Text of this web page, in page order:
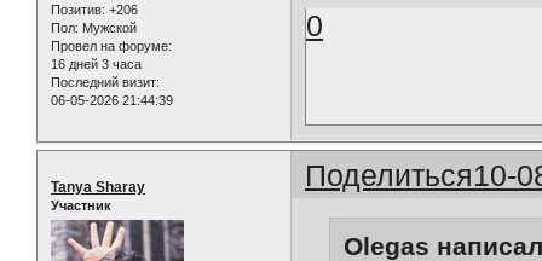
Позитив: +206
Пол: Мужской
Провел на форуме:
16 дней 3 часа
Последний визит:
06-05-2026 21:44:39
0
Поделиться10-
Tanya Sharay
Участник
Olegas